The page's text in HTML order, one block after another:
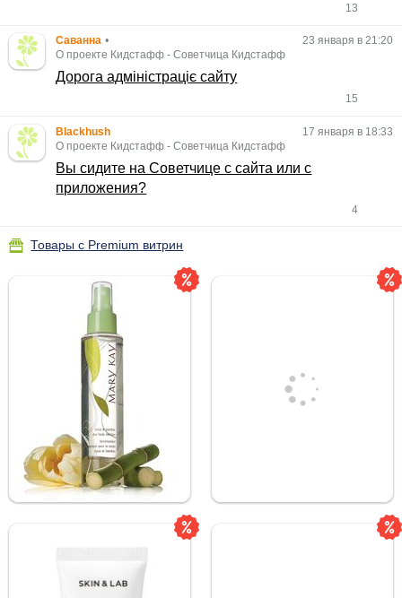
13
Cаванна •
23 января в 21:20
О проекте Кидстафф -Советчица Кидстафф
Дорога адміністраціє сайту
15
Blackhush
17 января в 18:33
О проекте Кидстафф -Советчица Кидстафф
Вы сидите на Советчице с сайта или с
приложения?
4
Товары с Premium витрин